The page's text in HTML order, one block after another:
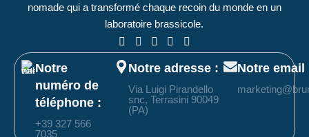
nomade qui a transformé chaque recoin du monde en un
laboratoire brassicole.
Notre
numéro de
téléphone :
+39 327 566
7035
Notre adresse :
Via Luigi Pirandello
snc, Terrasini 90049
(PA)
Notre email